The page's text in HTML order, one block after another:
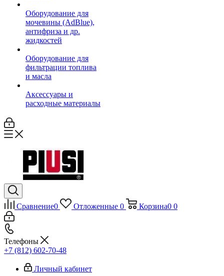
Оборудование для
мочевины (AdBlue),
антифриза и др.
жидкостей
Оборудование для
фильтрации топлива
и масла
Аксессуары и
расходные материалы
Сравнение0 Отложенные 0 Корзина0 0
Телефоны
+7 (812) 602-70-48
Личный кабинет